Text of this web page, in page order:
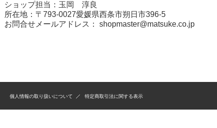
ショップ担当：玉岡 淳良
所在地：〒793-0027愛媛県西条市朔日市396-5
お問合せメールアドレス： shopmaster@matsuke.co.jp
個人情報の取り扱いについて 特定商取引法に関する表示